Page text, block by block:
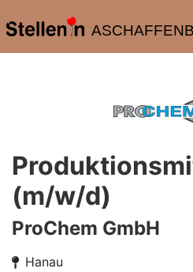
(m/w/d)
ProChem GmbH
Hanau